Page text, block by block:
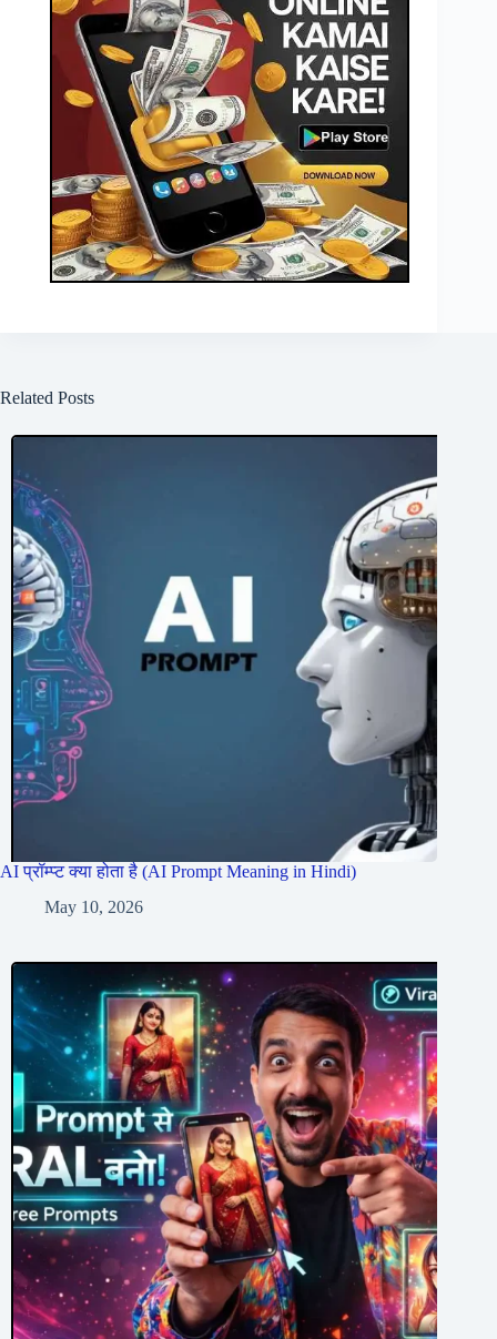
Related Posts
AI प्रॉम्प्ट क्या होता है (AI Prompt Meaning in Hindi)
May 10, 2026